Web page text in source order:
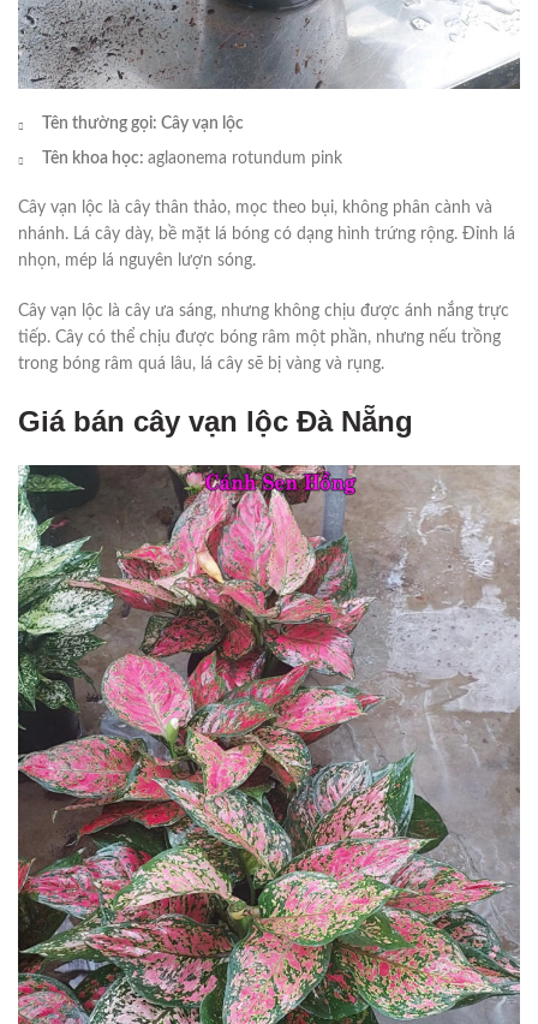
Tên thường gọi: Cây vạn lộc
Tên khoa học: aglaonema rotundum pink
Cây vạn lộc là cây thân thảo, mọc theo bụi, không phân cành và
nhánh. Lá cây dày, bề mặt lá bóng có dạng hình trứng rộng. Đỉnh lá
nhọn, mép lá nguyên lượn sóng.
Cây vạn lộc là cây ưa sáng, nhưng không chịu được ánh nắng trực
tiếp. Cây có thể chịu được bóng râm một phần, nhưng nếu trồng
trong bóng râm quá lâu, lá cây sẽ bị vàng và rụng.
Giá bán cây vạn lộc Đà Nẵng